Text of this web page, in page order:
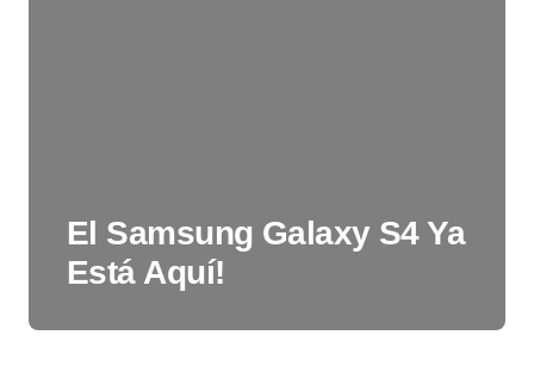
El Samsung Galaxy S4 Ya
Está Aquí!